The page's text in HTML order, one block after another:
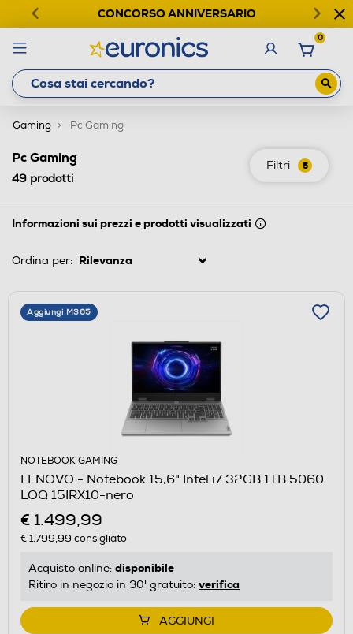
CONCORSO ANNIVERSARIO
0
Gaming Pc Gaming
Filtri 5
Pc Gaming
49 prodotti
Informazioni sui prezzi e prodotti visualizzati
Ordina per:
Aggiungi M365
NOTEBOOK GAMING
LENOVO - Notebook 15,6" Intel i7 32GB 1TB 5060
LOQ 15IRX10-nero
€ 1.499,99
€ 1.799,99 consigliato
Acquisto online: disponibile
Ritiro in negozio in 30' gratuito: verifica
AGGIUNGI